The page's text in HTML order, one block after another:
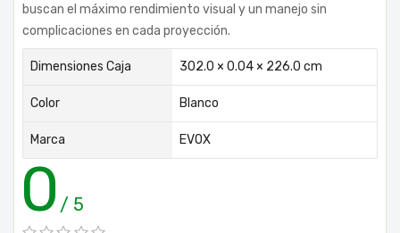
buscan el máximo rendimiento visual y un manejo sin
complicaciones en cada proyección.
Dimensiones Caja 302.0 × 0.04 × 226.0 cm
Color Blanco
Marca EVOX
0 / 5